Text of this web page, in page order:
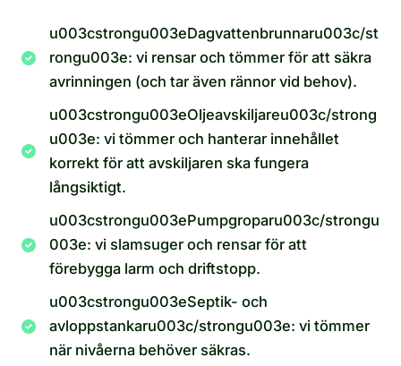
u003cstrongu003eDagvattenbrunnaru003c/st
rongu003e: vi rensar och tömmer för att säkra
avrinningen (och tar även rännor vid behov).
u003cstrongu003eOljeavskiljareu003c/strong
u003e: vi tömmer och hanterar innehållet
korrekt för att avskiljaren ska fungera
långsiktigt.
u003cstrongu003ePumpgroparu003c/strongu
003e: vi slamsuger och rensar för att
förebygga larm och driftstopp.
u003cstrongu003eSeptik- och
avloppstankaru003c/strongu003e: vi tömmer
när nivåerna behöver säkras.